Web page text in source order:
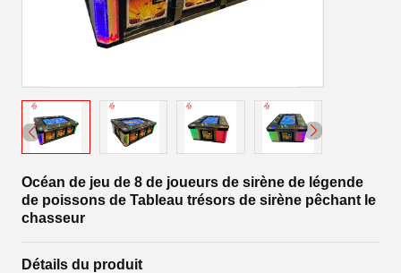
Océan de jeu de 8 de joueurs de sirène de légende
de poissons de Tableau trésors de sirène pêchant le
chasseur
Détails du produit